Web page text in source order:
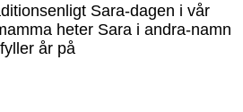
Sara-dagen i vår
heter Sara i andra-namn
år på